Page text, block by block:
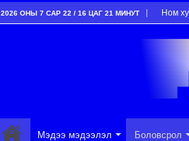
2026 ОНЫ 7 САР 22 / 16 ЦАГ 21 МИНУТ Ном
Мэдээ мэдээлэл Боловсрол